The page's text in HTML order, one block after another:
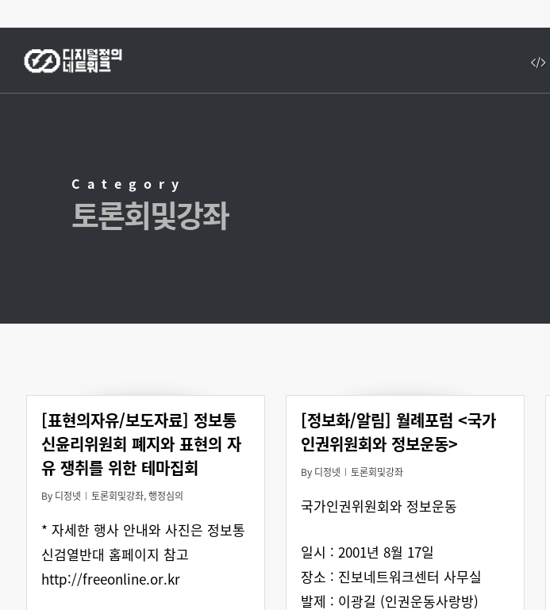
main
Category
토론회및강좌
[표현의자유/보도자료] 정보통
신윤리위원회 폐지와 표현의 자
유 쟁취를 위한 테마집회
By 디정넷 토론회및강좌,행정심의
* 자세한 행사 안내와 사진은 정보통
신검열반대 홈페이지 참고
http://freeonline.or.kr
[정보화/알림] 월례포럼 <국가
인권위원회와 정보운동>
By 디정넷 토론회및강좌
국가인권위원회와 정보운동
일시 : 2001년 8월 17일
장소 : 진보네트워크센터 사무실
발제 : 이광길 (인권운동사랑방)